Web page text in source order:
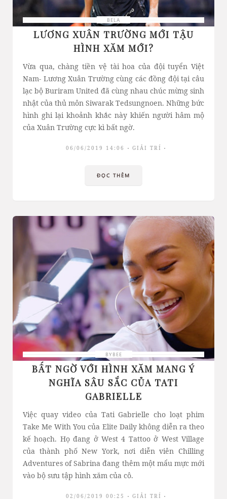
BELA
LƯƠNG XUÂN TRƯỜNG MỚI TẬU
HÌNH XĂM MỚI?
Vừa qua, chàng tiền vệ tài hoa của đội tuyển Việt
Nam- Lương Xuân Trường cùng các đồng đội tại câu
lạc bộ Buriram United đã cùng nhau chúc mừng sinh
nhật của thủ môn Siwarak Tedsungnoen. Những bức
hình ghi lại khoảnh khắc này khiến người hâm mộ
của Xuân Trường cực kì bất ngờ.
06/06/2019 14:06 GIẢI TRÍ
ĐỌC THÊM
BYBEE
BẤT NGỜ VỚI HÌNH XĂM MANG Ý
NGHĨA SÂU SẮC CỦA TATI
GABRIELLE
Việc quay video của Tati Gabrielle cho loạt phim
Take Me With You của Elite Daily không diễn ra theo
kế hoạch. Họ đang ở West 4 Tattoo ở West Village
của thành phố New York, nơi diễn viên Chilling
Adventures of Sabrina đang thêm một mẩu mực mới
vào bộ sưu tập hình xăm của cô.
02/06/2019 00:25 GIẢI TRÍ